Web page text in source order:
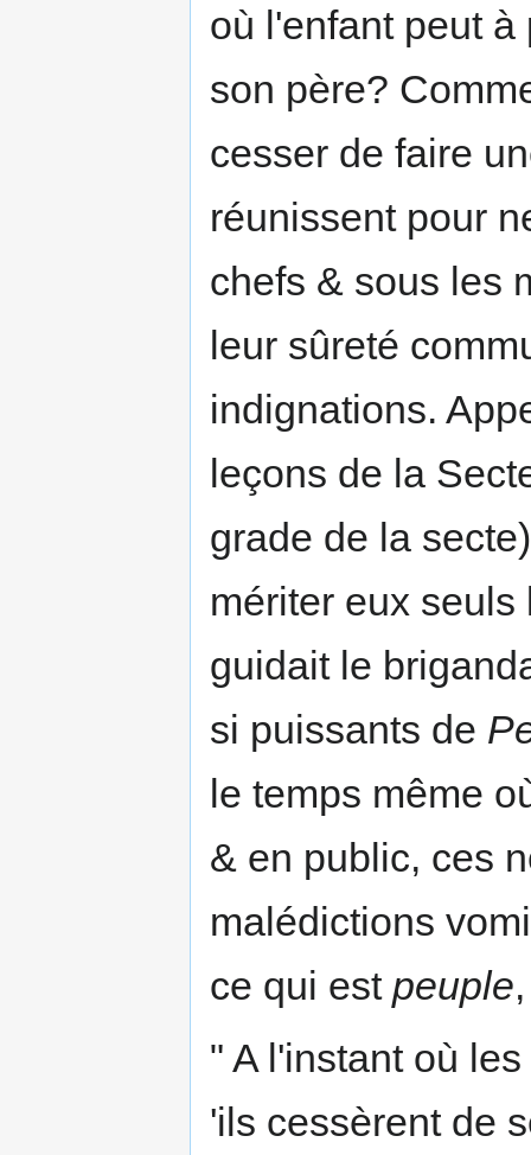
où l'enfant peut
son père?
cesser de faire
réunissent pour
chefs & sous les
leur sûreté
indignations.
leçons de la
grade de la
mériter eux
guidait le
si puissants de
le temps même
& en public, ces
malédictions
ce qui est peuple
" A l'instant où
'ils cessèrent de